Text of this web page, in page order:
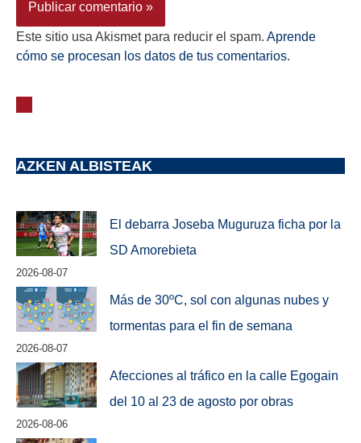
Este sitio usa Akismet para reducir el spam. Aprende
cómo se procesan los datos de tus comentarios.
AZKEN ALBISTEAK
El debarra Joseba Muguruza ficha por la
SD Amorebieta
2026-08-07
Más de 30ºC, sol con algunas nubes y
tormentas para el fin de semana
2026-08-07
Afecciones al tráfico en la calle Egogain
del 10 al 23 de agosto por obras
2026-08-06